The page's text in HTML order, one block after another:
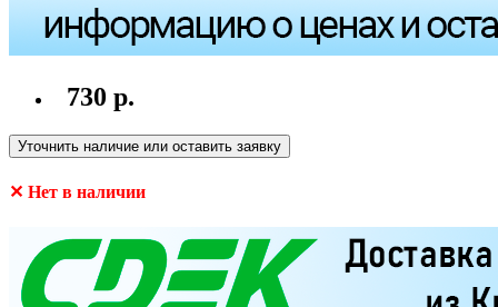
730 р.
Уточнить наличие или оставить заявку
✕ Нет в наличии